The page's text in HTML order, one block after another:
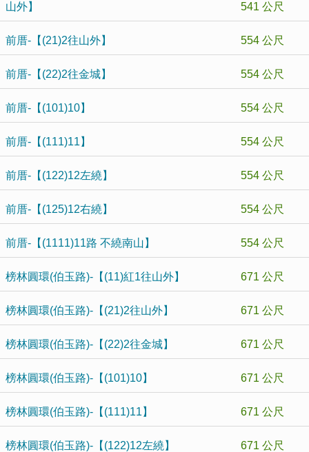
山外】
541 公尺
前厝-【(21)2往山外】 554 公尺
前厝-【(22)2往金城】 554 公尺
前厝-【(101)10】 554 公尺
前厝-【(111)11】 554 公尺
前厝-【(122)12左繞】 554 公尺
前厝-【(125)12右繞】 554 公尺
前厝-【(1111)11路 不繞南山】 554 公尺
榜林圓環(伯玉路)-【(11)紅1往山外】 671 公尺
榜林圓環(伯玉路)-【(21)2往山外】 671 公尺
榜林圓環(伯玉路)-【(22)2往金城】 671 公尺
榜林圓環(伯玉路)-【(101)10】 671 公尺
榜林圓環(伯玉路)-【(111)11】 671 公尺
榜林圓環(伯玉路)-【(122)12左繞】 671 公尺